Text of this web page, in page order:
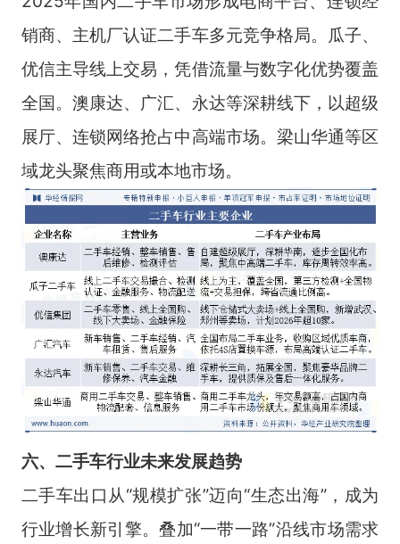
销商、主机厂认证二手车多元竞争格局。瓜子、
优信主导线上交易，凭借流量与数字化优势覆盖
全国。澳康达、广汇、永达等深耕线下，以超级
展厅、连锁网络抢占中高端市场。梁山华通等区
域龙头聚焦商用或本地市场。
六、二手车行业未来发展趋势
二手车出口从“规模扩张”迈向“生态出海”，成为
行业增长新引擎。叠加“一带一路”沿线市场需求